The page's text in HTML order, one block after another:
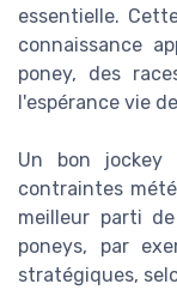
essentielle.
connaissance
poney, des
l'espérance vie
Un bon jockey
contraintes
meilleur parti
poneys, par
stratégiques,